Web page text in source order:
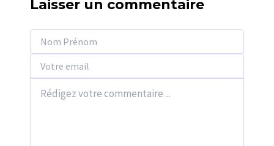
Laisser un commentaire